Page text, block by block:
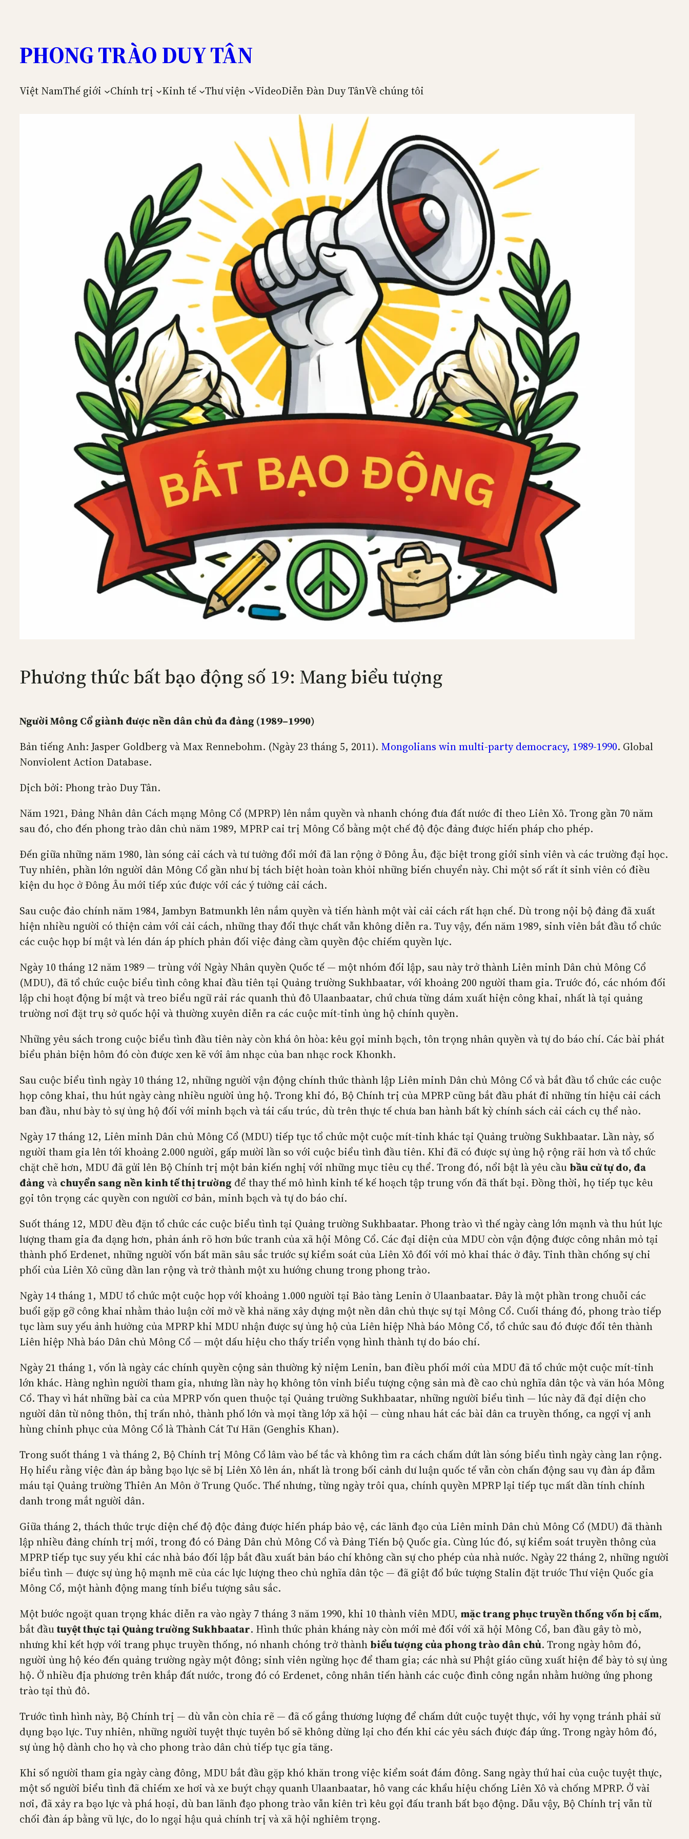
PHONG TRÀO DUY TÂN
Việt NamThế giới Chính trị Kinh tế Thư viện VideoDiễn Đàn Duy TânVề chúng tôi
Phương thức bất bạo động số 19: Mang biểu tượng
Người Mông Cổ giành được nền dân chủ đa đảng (1989–1990)
Bản tiếng Anh: Jasper Goldberg và Max Rennebohm. (Ngày 23 tháng 5, 2011). Mongolians win multi-party democracy, 1989-1990. Global
Nonviolent Action Database.
Dịch bởi: Phong trào Duy Tân.
Năm 1921, Đảng Nhân dân Cách mạng Mông Cổ (MPRP) lên nắm quyền và nhanh chóng đưa đất nước đi theo Liên Xô. Trong gần 70 năm
sau đó, cho đến phong trào dân chủ năm 1989, MPRP cai trị Mông Cổ bằng một chế độ độc đảng được hiến pháp cho phép.
Đến giữa những năm 1980, làn sóng cải cách và tư tưởng đổi mới đã lan rộng ở Đông Âu, đặc biệt trong giới sinh viên và các trường đại học.
Tuy nhiên, phần lớn người dân Mông Cổ gần như bị tách biệt hoàn toàn khỏi những biến chuyển này. Chỉ một số rất ít sinh viên có điều
kiện du học ở Đông Âu mới tiếp xúc được với các ý tưởng cải cách.
Sau cuộc đảo chính năm 1984, Jambyn Batmunkh lên nắm quyền và tiến hành một vài cải cách rất hạn chế. Dù trong nội bộ đảng đã xuất
hiện nhiều người có thiện cảm với cải cách, những thay đổi thực chất vẫn không diễn ra. Tuy vậy, đến năm 1989, sinh viên bắt đầu tổ chức
các cuộc họp bí mật và lén dán áp phích phản đối việc đảng cầm quyền độc chiếm quyền lực.
Ngày 10 tháng 12 năm 1989 — trùng với Ngày Nhân quyền Quốc tế — một nhóm đối lập, sau này trở thành Liên minh Dân chủ Mông Cổ
(MDU), đã tổ chức cuộc biểu tình công khai đầu tiên tại Quảng trường Sukhbaatar, với khoảng 200 người tham gia. Trước đó, các nhóm đối
lập chỉ hoạt động bí mật và treo biểu ngữ rải rác quanh thủ đô Ulaanbaatar, chứ chưa từng dám xuất hiện công khai, nhất là tại quảng
trường nơi đặt trụ sở quốc hội và thường xuyên diễn ra các cuộc mít-tinh ủng hộ chính quyền.
Những yêu sách trong cuộc biểu tình đầu tiên này còn khá ôn hòa: kêu gọi minh bạch, tôn trọng nhân quyền và tự do báo chí. Các bài phát
biểu phản biện hôm đó còn được xen kẽ với âm nhạc của ban nhạc rock Khonkh.
Sau cuộc biểu tình ngày 10 tháng 12, những người vận động chính thức thành lập Liên minh Dân chủ Mông Cổ và bắt đầu tổ chức các cuộc
họp công khai, thu hút ngày càng nhiều người ủng hộ. Trong khi đó, Bộ Chính trị của MPRP cũng bắt đầu phát đi những tín hiệu cải cách
ban đầu, như bày tỏ sự ủng hộ đối với minh bạch và tái cấu trúc, dù trên thực tế chưa ban hành bất kỳ chính sách cải cách cụ thể nào.
Ngày 17 tháng 12, Liên minh Dân chủ Mông Cổ (MDU) tiếp tục tổ chức một cuộc mít-tinh khác tại Quảng trường Sukhbaatar. Lần này, số
người tham gia lên tới khoảng 2.000 người, gấp mười lần so với cuộc biểu tình đầu tiên. Khi đã có được sự ủng hộ rộng rãi hơn và tổ chức
chặt chẽ hơn, MDU đã gửi lên Bộ Chính trị một bản kiến nghị với những mục tiêu cụ thể. Trong đó, nổi bật là yêu cầu bầu cử tự do, đa
đảng và chuyển sang nền kinh tế thị trường để thay thế mô hình kinh tế kế hoạch tập trung vốn đã thất bại. Đồng thời, họ tiếp tục kêu
gọi tôn trọng các quyền con người cơ bản, minh bạch và tự do báo chí.
Suốt tháng 12, MDU đều đặn tổ chức các cuộc biểu tình tại Quảng trường Sukhbaatar. Phong trào vì thế ngày càng lớn mạnh và thu hút lực
lượng tham gia đa dạng hơn, phản ánh rõ hơn bức tranh của xã hội Mông Cổ. Các đại diện của MDU còn vận động được công nhân mỏ tại
thành phố Erdenet, những người vốn bất mãn sâu sắc trước sự kiểm soát của Liên Xô đối với mỏ khai thác ở đây. Tinh thần chống sự chi
phối của Liên Xô cũng dần lan rộng và trở thành một xu hướng chung trong phong trào.
Ngày 14 tháng 1, MDU tổ chức một cuộc họp với khoảng 1.000 người tại Bảo tàng Lenin ở Ulaanbaatar. Đây là một phần trong chuỗi các
buổi gặp gỡ công khai nhằm thảo luận cởi mở về khả năng xây dựng một nền dân chủ thực sự tại Mông Cổ. Cuối tháng đó, phong trào tiếp
tục làm suy yếu ảnh hưởng của MPRP khi MDU nhận được sự ủng hộ của Liên hiệp Nhà báo Mông Cổ, tổ chức sau đó được đổi tên thành
Liên hiệp Nhà báo Dân chủ Mông Cổ — một dấu hiệu cho thấy triển vọng hình thành tự do báo chí.
Ngày 21 tháng 1, vốn là ngày các chính quyền cộng sản thường kỷ niệm Lenin, ban điều phối mới của MDU đã tổ chức một cuộc mít-tinh
lớn khác. Hàng nghìn người tham gia, nhưng lần này họ không tôn vinh biểu tượng cộng sản mà đề cao chủ nghĩa dân tộc và văn hóa Mông
Cổ. Thay vì hát những bài ca của MPRP vốn quen thuộc tại Quảng trường Sukhbaatar, những người biểu tình — lúc này đã đại diện cho
người dân từ nông thôn, thị trấn nhỏ, thành phố lớn và mọi tầng lớp xã hội — cùng nhau hát các bài dân ca truyền thống, ca ngợi vị anh
hùng chinh phục của Mông Cổ là Thành Cát Tư Hãn (Genghis Khan).
Trong suốt tháng 1 và tháng 2, Bộ Chính trị Mông Cổ lâm vào bế tắc và không tìm ra cách chấm dứt làn sóng biểu tình ngày càng lan rộng.
Họ hiểu rằng việc đàn áp bằng bạo lực sẽ bị Liên Xô lên án, nhất là trong bối cảnh dư luận quốc tế vẫn còn chấn động sau vụ đàn áp đẫm
máu tại Quảng trường Thiên An Môn ở Trung Quốc. Thế nhưng, từng ngày trôi qua, chính quyền MPRP lại tiếp tục mất dần tính chính
danh trong mắt người dân.
Giữa tháng 2, thách thức trực diện chế độ độc đảng được hiến pháp bảo vệ, các lãnh đạo của Liên minh Dân chủ Mông Cổ (MDU) đã thành
lập nhiều đảng chính trị mới, trong đó có Đảng Dân chủ Mông Cổ và Đảng Tiến bộ Quốc gia. Cùng lúc đó, sự kiểm soát truyền thông của
MPRP tiếp tục suy yếu khi các nhà báo đối lập bắt đầu xuất bản báo chí không cần sự cho phép của nhà nước. Ngày 22 tháng 2, những người
biểu tình — được sự ủng hộ mạnh mẽ của các lực lượng theo chủ nghĩa dân tộc — đã giật đổ bức tượng Stalin đặt trước Thư viện Quốc gia
Mông Cổ, một hành động mang tính biểu tượng sâu sắc.
Một bước ngoặt quan trọng khác diễn ra vào ngày 7 tháng 3 năm 1990, khi 10 thành viên MDU, mặc trang phục truyền thống vốn bị cấm,
bắt đầutuyệt thực tại Quảng trường Sukhbaatar. Hình thức phản kháng này còn mới mẻ đối với xã hội Mông Cổ, ban đầu gây tò mò,
nhưng khi kết hợp với trang phục truyền thống, nó nhanh chóng trở thành biểu tượng của phong trào dân chủ. Trong ngày hôm đó,
người ủng hộ kéo đến quảng trường ngày một đông; sinh viên ngừng học để tham gia; các nhà sư Phật giáo cũng xuất hiện để bày tỏ sự ủng
hộ. Ở nhiều địa phương trên khắp đất nước, trong đó có Erdenet, công nhân tiến hành các cuộc đình công ngắn nhằm hưởng ứng phong
trào tại thủ đô.
Trước tình hình này, Bộ Chính trị — dù vẫn còn chia rẽ — đã cố gắng thương lượng để chấm dứt cuộc tuyệt thực, với hy vọng tránh phải sử
dụng bạo lực. Tuy nhiên, những người tuyệt thực tuyên bố sẽ không dừng lại cho đến khi các yêu sách được đáp ứng. Trong ngày hôm đó,
sự ủng hộ dành cho họ và cho phong trào dân chủ tiếp tục gia tăng.
Khi số người tham gia ngày càng đông, MDU bắt đầu gặp khó khăn trong việc kiểm soát đám đông. Sang ngày thứ hai của cuộc tuyệt thực,
một số người biểu tình đã chiếm xe hơi và xe buýt chạy quanh Ulaanbaatar, hô vang các khẩu hiệu chống Liên Xô và chống MPRP. Ở vài
nơi, đã xảy ra bạo lực và phá hoại, dù ban lãnh đạo phong trào vẫn kiên trì kêu gọi đấu tranh bất bạo động. Dẫu vậy, Bộ Chính trị vẫn từ
chối đàn áp bằng vũ lực, do lo ngại hậu quả chính trị và xã hội nghiêm trọng.